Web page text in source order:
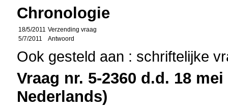
Chronologie
18/5/2011 Verzending vraag
5/7/2011
Antwoord
Ook gesteld aan : schriftelijke
Vraag nr. 5-2360 d.d. 18
Nederlands)